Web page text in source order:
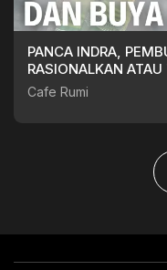
PANCA INDRA,
RASIONALKAN ATAU TIDAK??
HASYIM,MA
Cafe Rumi